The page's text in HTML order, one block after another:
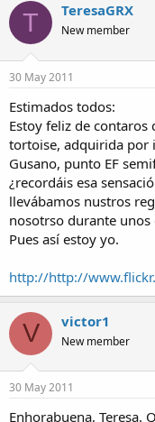
T TeresaGRX
New member
30 May 2011
Estimados todos:
Estoy feliz de contaros
tortoise, adquirida por
Gusano, punto EF
¿recordáis esa
llevábamos nustros
nosotrso durante unos
Pues así estoy yo.
http://http://
V victor1
New member
30 May 2011
Enhorabuena, Teresa.